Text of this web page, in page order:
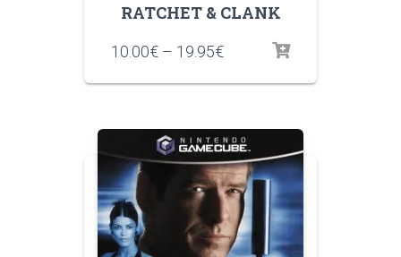
RATCHET & CLANK
10.00€ – 19.95€